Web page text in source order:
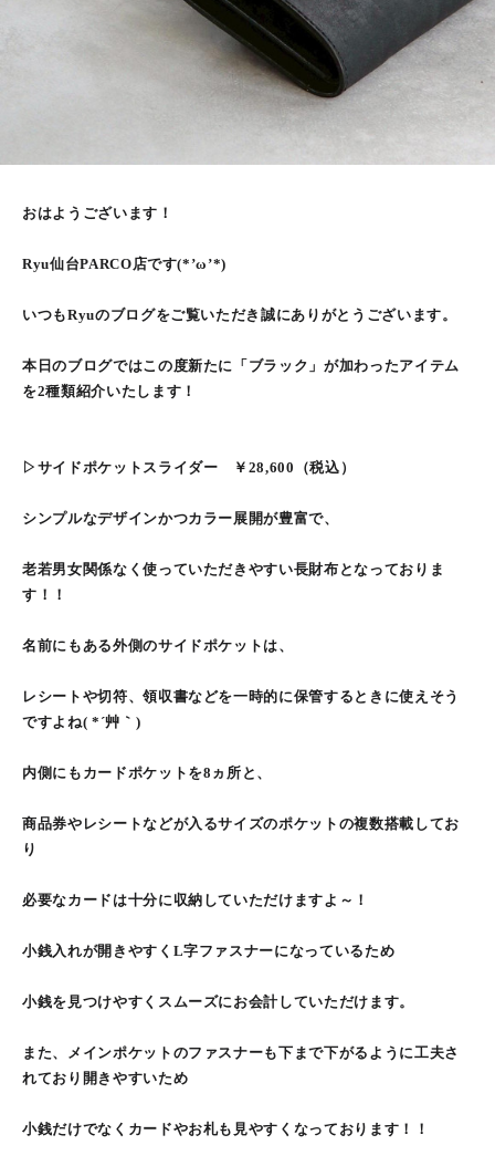
おはようございます！
Ryu仙台PARCO店です(*’ω’*)
いつもRyuのブログをご覧いただき誠にありがとうございます。
本日のブログではこの度新たに「ブラック」が加わったアイテム
を2種類紹介いたします！
▷サイドポケットスライダー ￥28,600（税込）
シンプルなデザインかつカラー展開が豊富で、
老若男女関係なく使っていただきやすい長財布となっておりま
す！！
名前にもある外側のサイドポケットは、
レシートや切符、領収書などを一時的に保管するときに使えそう
ですよね( *´艸｀)
内側にもカードポケットを8ヵ所と、
商品券やレシートなどが入るサイズのポケットの複数搭載してお
り
必要なカードは十分に収納していただけますよ～！
小銭入れが開きやすくL字ファスナーになっているため
小銭を見つけやすくスムーズにお会計していただけます。
また、メインポケットのファスナーも下まで下がるように工夫さ
れており開きやすいため
小銭だけでなくカードやお札も見やすくなっております！！